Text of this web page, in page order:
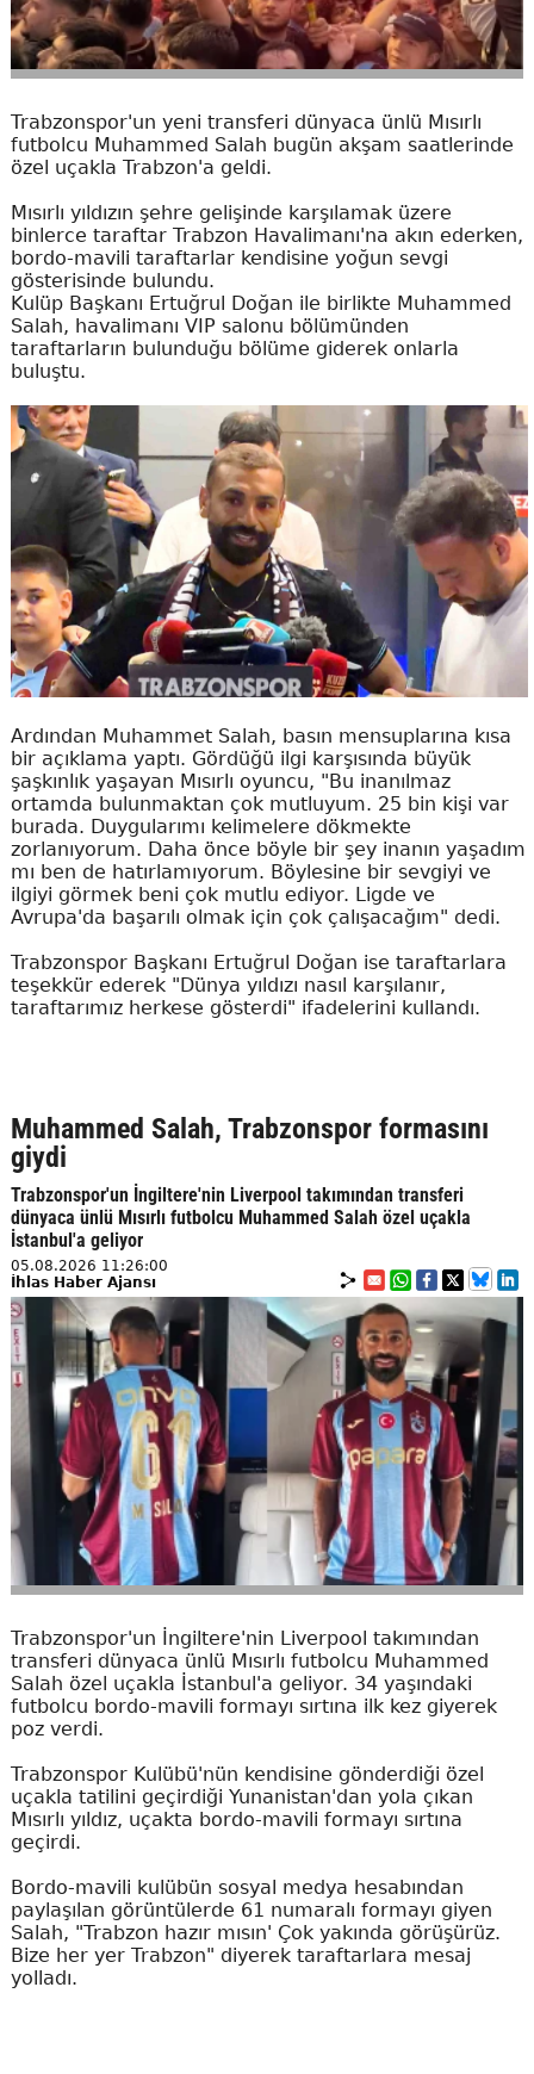
Trabzonspor'un yeni transferi dünyaca ünlü Mısırlı
futbolcu Muhammed Salah bugün akşam saatlerinde
özel uçakla Trabzon'a geldi.
Mısırlı yıldızın şehre gelişinde karşılamak üzere
binlerce taraftar Trabzon Havalimanı'na akın ederken,
bordo-mavili taraftarlar kendisine yoğun sevgi
gösterisinde bulundu.
Kulüp Başkanı Ertuğrul Doğan ile birlikte Muhammed
Salah, havalimanı VIP salonu bölümünden
taraftarların bulunduğu bölüme giderek onlarla
buluştu.
Ardından Muhammet Salah, basın mensuplarına kısa
bir açıklama yaptı. Gördüğü ilgi karşısında büyük
şaşkınlık yaşayan Mısırlı oyuncu, "Bu inanılmaz
ortamda bulunmaktan çok mutluyum. 25 bin kişi var
burada. Duygularımı kelimelere dökmekte
zorlanıyorum. Daha önce böyle bir şey inanın yaşadım
mı ben de hatırlamıyorum. Böylesine bir sevgiyi ve
ilgiyi görmek beni çok mutlu ediyor. Ligde ve
Avrupa'da başarılı olmak için çok çalışacağım" dedi.
Trabzonspor Başkanı Ertuğrul Doğan ise taraftarlara
teşekkür ederek "Dünya yıldızı nasıl karşılanır,
taraftarımız herkese gösterdi" ifadelerini kullandı.
Muhammed Salah, Trabzonspor formasını
giydi
Trabzonspor'un İngiltere'nin Liverpool takımından transferi
dünyaca ünlü Mısırlı futbolcu Muhammed Salah özel uçakla
İstanbul'a geliyor
05.08.2026 11:26:00
İhlas Haber Ajansı
Trabzonspor'un İngiltere'nin Liverpool takımından
transferi dünyaca ünlü Mısırlı futbolcu Muhammed
Salah özel uçakla İstanbul'a geliyor. 34 yaşındaki
futbolcu bordo-mavili formayı sırtına ilk kez giyerek
poz verdi.
Trabzonspor Kulübü'nün kendisine gönderdiği özel
uçakla tatilini geçirdiği Yunanistan'dan yola çıkan
Mısırlı yıldız, uçakta bordo-mavili formayı sırtına
geçirdi.
Bordo-mavili kulübün sosyal medya hesabından
paylaşılan görüntülerde 61 numaralı formayı giyen
Salah, "Trabzon hazır mısın' Çok yakında görüşürüz.
Bize her yer Trabzon" diyerek taraftarlara mesaj
yolladı.